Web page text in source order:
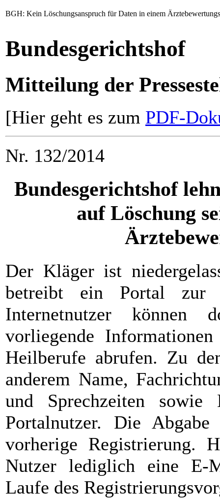
BGH: Kein Löschungsanspruch für Daten in einem
Bundesgerichtshof
Mitteilung der
[Hier geht es zum PDF-
Nr. 132/2014
Bundesgerichtshof
auf Löschung
Der Kläger ist
betreibt ein Portal zur
Internetnutzer können
vorliegende
Heilberufe abrufen. Zu
anderem Name,
und Sprechzeiten sowie
Portalnutzer. Die
vorherige Registrierung.
Nutzer lediglich eine E-
Laufe des